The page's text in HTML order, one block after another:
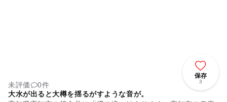
保存
3
未評価
0件
大水が出ると大樽を揺るがすような音が。